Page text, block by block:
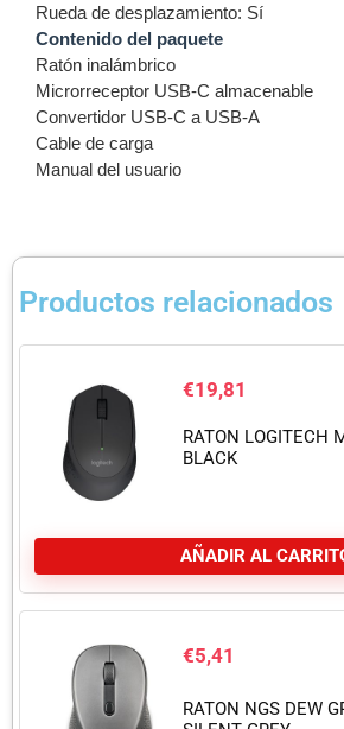
Rueda de desplazamiento: Sí
Contenido del paquete
Ratón inalámbrico
Microrreceptor USB-C almacenable
Convertidor USB-C a USB-A
Cable de carga
Manual del usuario
Productos relacionados
€19,81
RATON LOGITECH
BLACK
AÑADIR AL
€5,41
RATON NGS DEW